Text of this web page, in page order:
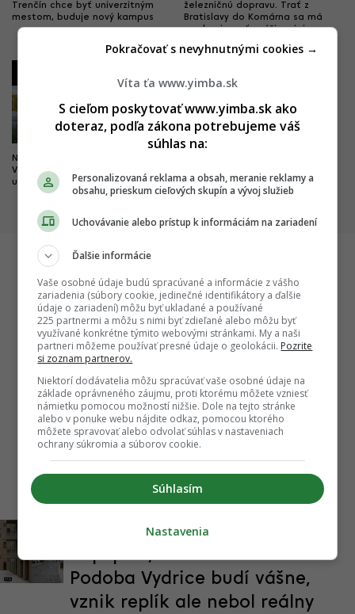
Trenčín chce byť univerzitným
mestom, buduje nový kampus
železničnú dopravu. Trať z
Bratislavy do Komárna sa má
modernizovať, zvýši sa jej
Nová pýcha mesta kultúry.
Výnimočný park čoskoro doplní
unikátny most
4
projektov napreduje, hlásia
dôležité míľniky
Startitup
Rodinný dom za 32-tisíc a pozemok za 1 170
eur: Štát rozpredáva majetok za rozprávkové
škola
získali
Historická chyba alebo to
najlepšie, čo mohlo vzniknúť?
Podoba Vydrice budí vášne,
vznik replík ale nebol reálny
Víta ťa www.yimba.sk
S cieľom poskytovať www.yimba.sk ako
doteraz, podľa zákona potrebujeme váš
súhlas na:
Personalizovaná reklama a obsah, meranie reklamy a
obsahu, prieskum cieľových skupín a vývoj služieb
Uchovávanie alebo prístup k informáciám na zariadení
Ďalšie informácie
Vaše osobné údaje budú spracúvané a informácie z vášho
zariadenia (súbory cookie, jedinečné identifikátory a ďalšie
údaje o zariadení) môžu byť ukladané a používané
225 partnermi a môžu s nimi byť zdieľané alebo môžu byť
využívané konkrétne týmito webovými stránkami. My a naši
partneri môžeme používať presné údaje o geolokácii. Pozrite
si zoznam partnerov.
Niektorí dodávatelia môžu spracúvať vaše osobné údaje na
základe oprávneného záujmu, proti ktorému môžete vzniesť
námietku pomocou možností nižšie. Dole na tejto stránke
alebo v ponuke webu nájdite odkaz, pomocou ktorého
môžete spravovať alebo odvolať súhlas v nastaveniach
ochrany súkromia a súborov cookie.
Súhlasím
Pokračovať s nevyhnutnými cookies →
Nastavenia